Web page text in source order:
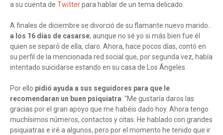
a su cuenta de Twitterpara hablar de un tema delicado.
A finales de diciembre se divorció de su flamante nuevo marido...
a los 16 días de casarse; aunque no sé yo si más bien fue él
quien se separó de ella, claro. Ahora, hace pocos días, contó en
su perfil de la mencionada red social que, por segunda vez, había
intentado suicidarse estando en su casa de Los Ángeles.
Por ello pidió ayuda a sus seguidores para que le
recomendaran un buen psiquiatra: "Me gustaría daros las
gracias por el gran apoyo que me habéis dado hoy. Ahora tengo
muchísimos números, contactos y citas. He hablado con grandes
psiquiatras e iré a algunos, pero por el momento he tenido que ir